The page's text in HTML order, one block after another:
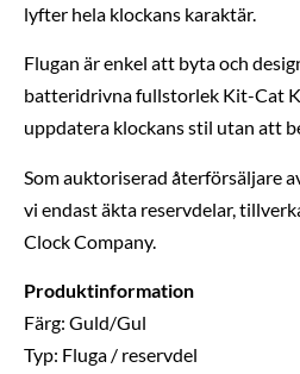
lyfter hela klockans karaktär.
Flugan är enkel att byta och
batteridrivna fullstorlek Kit-Cat
uppdatera klockans stil utan att
Som auktoriserad återförsäljare
vi endast äkta reservdelar,
Clock Company.
Produktinformation
Färg: Guld/Gul
Typ: Fluga / reservdel